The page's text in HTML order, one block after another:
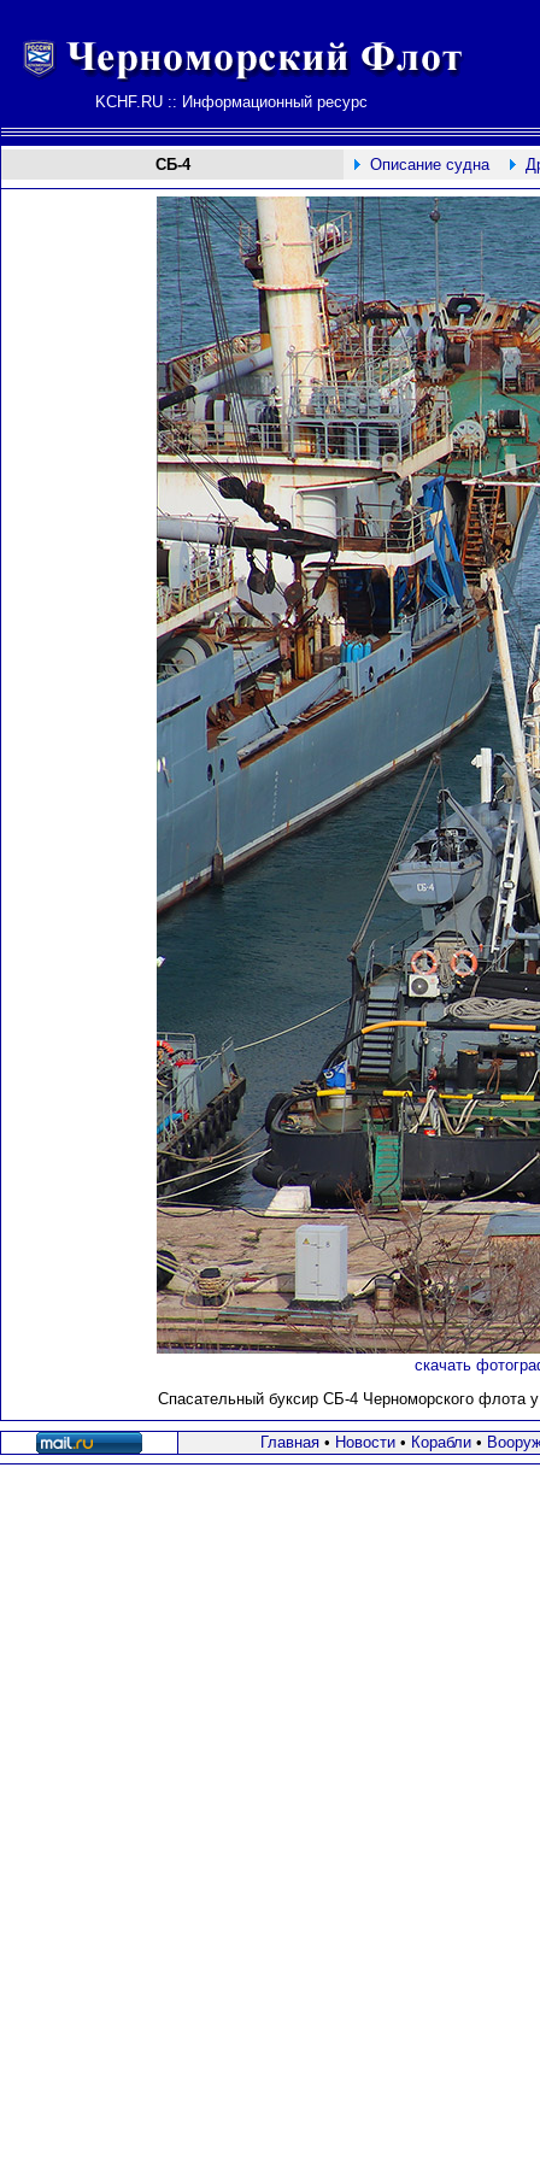
KCHF.RU :: Информационный ресурс
СБ-4 Описание судна
скачать
Cпасательный буксир СБ-4 Черноморского флота
Главная• Новости• Корабли•